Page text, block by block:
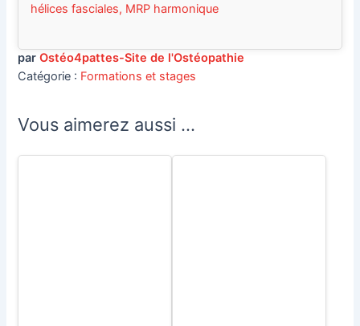
hélices fasciales, MRP harmonique
parOstéo4pattes-Site de l'Ostéopathie
Catégorie : Formations et stages
Vous aimerez aussi ...